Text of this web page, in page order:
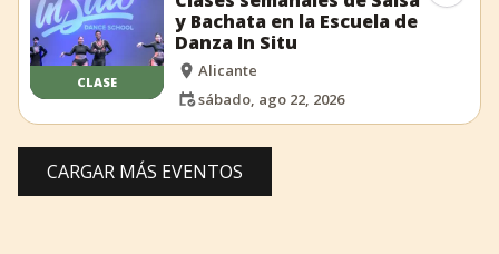
CLASE
y Bachata en la Escuela de
Danza In Situ
Alicante
sábado, ago 22, 2026
CARGAR MÁS EVENTOS